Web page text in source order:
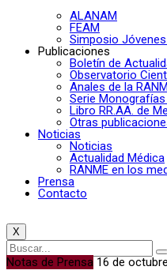
ALANAM
FEAM
Simposio
Publicaciones
Boletín de
Observatorio
Anales de la
Serie Monografías
Libro RR.AA. de
Otras
Noticias
Noticias
Actualidad Médica
RANME en los
Prensa
Contacto
X
Notas de Prensa 16 de